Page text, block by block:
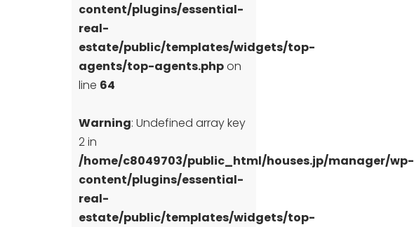
content/plugins/essential-
real-
estate/public/templates/widgets/top-
agents/top-agents.phpon
line 64
Warning: Undefined array key
2 in
/home/c8049703/public_html/houses.jp/manager/wp-
content/plugins/essential-
real-
estate/public/templates/widgets/top-